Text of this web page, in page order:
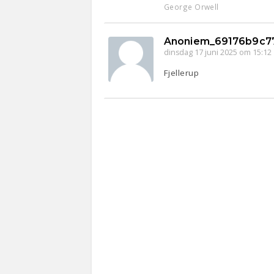
George Orwell
dinsdag 17 juni 2025 om 15:12
Fjellerup